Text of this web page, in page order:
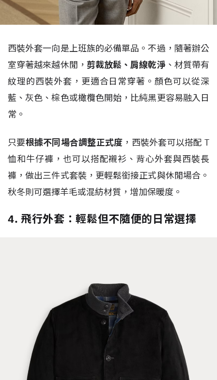
西裝外套一向是上班族的必備單品。不過，隨著辦公
室穿著越來越休閒， 剪裁放鬆、肩線乾淨、材質帶有
紋理的西裝外套，更適合日常穿著。顏色可以從深
藍、灰色、棕色或橄欖色開始，比純黑更容易融入日
常。
只要根據不同場合調整正式度 ，西裝外套可以搭配 T
恤和牛仔褲，也可以搭配襯衫、背心外套與西裝長
褲，做出三件式套裝，更輕鬆銜接正式與休閒場合。
秋冬則可選擇羊毛或混紡材質，增加保暖度。
4. 飛行外套：輕鬆但不隨便的日常選擇